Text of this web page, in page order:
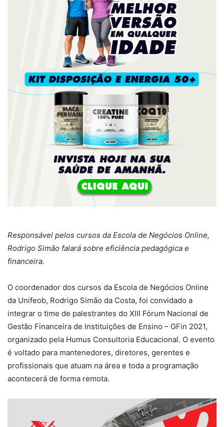
Responsável pelos cursos da Escola de Negócios Online,
Rodrigo Simão falará sobre eficiência pedagógica e
financeira.
O coordenador dos cursos da Escola de Negócios Online
da Unifeob, Rodrigo Simão da Costa, foi convidado a
integrar o time de palestrantes do XIII Fórum Nacional de
Gestão Financeira de Instituições de Ensino – GFin 2021,
organizado pela Humus Consultoria Educacional. O evento
é voltado para mantenedores, diretores, gerentes e
profissionais que atuam na área e toda a programação
acontecerá de forma remota.